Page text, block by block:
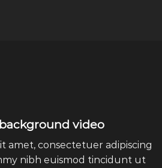
video
amet, consectetuer adipiscing
nibh euismod tincidunt ut